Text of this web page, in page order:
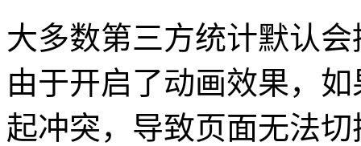
大多数第三方统计默认
由于开启了动画效果，
起冲突，导致页面无法切